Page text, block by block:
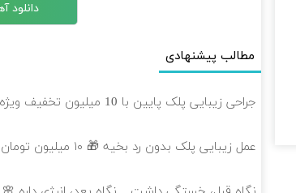
دانلود
مطالب پیشنهادی
جراحی زیبایی پلک پایین با 10 میلیون تخفیف ویژه فقط 35 ✨
عمل زیبایی پلک بدون رد بخیه 🎁 ۱۰ میلیون تومان تخفیف ویژه